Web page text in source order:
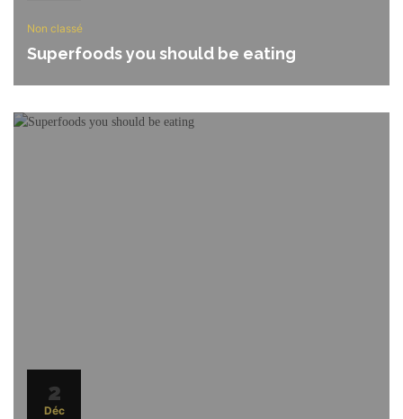
Non classé
Superfoods you should be eating
2
Déc